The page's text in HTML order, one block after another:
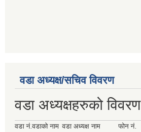
वडा अध्यक्ष/सचिव विवरण
वडा अध्यक्षहरुको विवरण
वडा नं. वडाको नाम वडा अध्यक्ष नाम
फोन नं.